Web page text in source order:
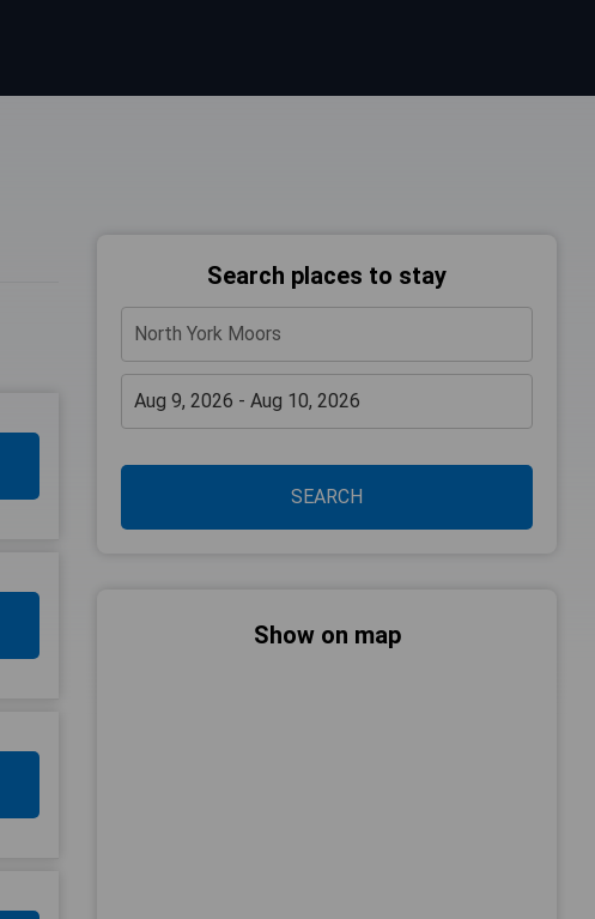
Search places to stay
SEARCH
Show on map